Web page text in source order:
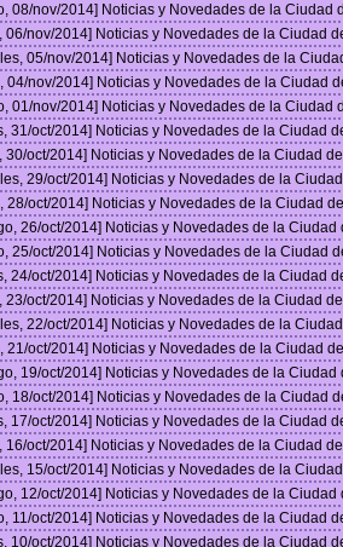
08/nov/2014] Noticias y Novedades de la Ciudad
06/nov/2014] Noticias y Novedades de la Ciudad
05/nov/2014] Noticias y Novedades de la
04/nov/2014] Noticias y Novedades de la Ciudad
01/nov/2014] Noticias y Novedades de la Ciudad
31/oct/2014] Noticias y Novedades de la Ciudad
30/oct/2014] Noticias y Novedades de la Ciudad
29/oct/2014] Noticias y Novedades de la
28/oct/2014] Noticias y Novedades de la Ciudad
26/oct/2014] Noticias y Novedades de la
25/oct/2014] Noticias y Novedades de la Ciudad
24/oct/2014] Noticias y Novedades de la Ciudad
23/oct/2014] Noticias y Novedades de la Ciudad
22/oct/2014] Noticias y Novedades de la
21/oct/2014] Noticias y Novedades de la Ciudad
19/oct/2014] Noticias y Novedades de la
18/oct/2014] Noticias y Novedades de la Ciudad
17/oct/2014] Noticias y Novedades de la Ciudad
16/oct/2014] Noticias y Novedades de la Ciudad
15/oct/2014] Noticias y Novedades de la
12/oct/2014] Noticias y Novedades de la
11/oct/2014] Noticias y Novedades de la Ciudad
10/oct/2014] Noticias y Novedades de la Ciudad